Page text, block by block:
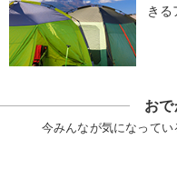
きる
お
今みんなが気になってい